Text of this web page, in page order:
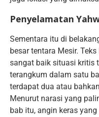
Penyelamatan
Sementara itu di
besar tentara Mesir.
sangat baik situasi kritis
terangkum dalam satu
terdapat dua atau
Menurut narasi yang
bab itu, angin keras